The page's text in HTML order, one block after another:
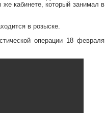
кабинете, который занимал в
в розыске.
операции 18 февраля